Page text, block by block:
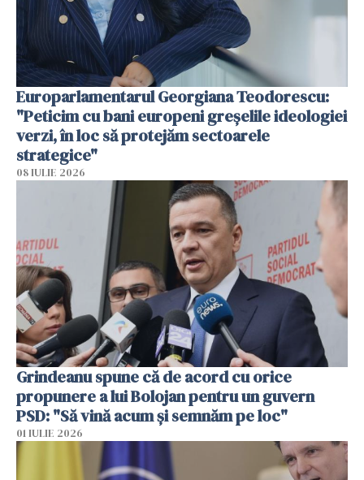
Europarlamentarul Georgiana Teodorescu:
"Peticim cu bani europeni greșelile ideologiei
verzi, în loc să protejăm sectoarele
strategice"
08 IULIE 2026
Grindeanu spune că de acord cu orice
propunere a lui Bolojan pentru un guvern
PSD: "Să vină acum și semnăm pe loc"
01 IULIE 2026